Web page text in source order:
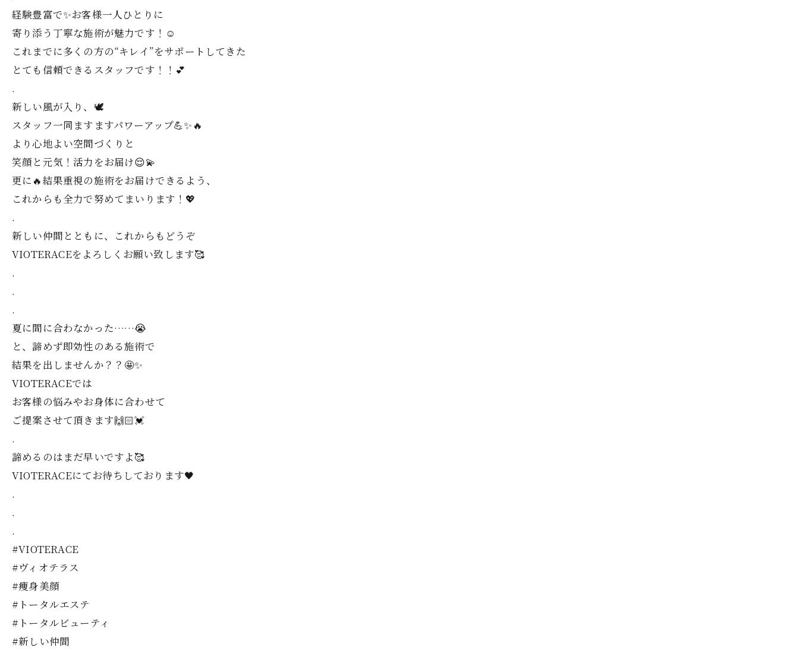
経験豊富で✨️お客様一人ひとりに
寄り添う丁寧な施術が魅力です！☺️
これまでに多くの方の“キレイ”をサポートしてきた
とても信頼できるスタッフです！！💕
.
新しい風が入り、🕊
スタッフ一同ますますパワーアップ💪✨🔥
より心地よい空間づくりと
笑顔と元気！活力をお届け😌💫
更に🔥結果重視の施術をお届けできるよう、
これからも全力で努めてまいります！💖
.
新しい仲間とともに、これからもどうぞ
VIOTERACEをよろしくお願い致します🥰
.
.
.
夏に間に合わなかった……😭
と、諦めず即効性のある施術で
結果を出しませんか？？🤩✨️
VIOTERACEでは
お客様の悩みやお身体に合わせて
ご提案させて頂きます🙌🏻💓‪
.
諦めるのはまだ早いですよ🥰
VIOTERACEにてお待ちしております🖤
.
.
.
#VIOTERACE
#ヴィオテラス
#痩身美顔
#トータルエステ
#トータルビューティ
#新しい仲間